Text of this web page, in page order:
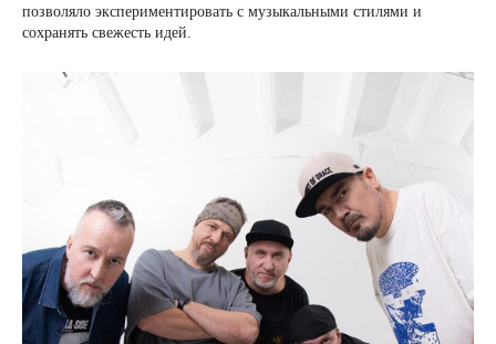
позволяло экспериментировать с музыкальными стилями и
сохранять свежесть идей.